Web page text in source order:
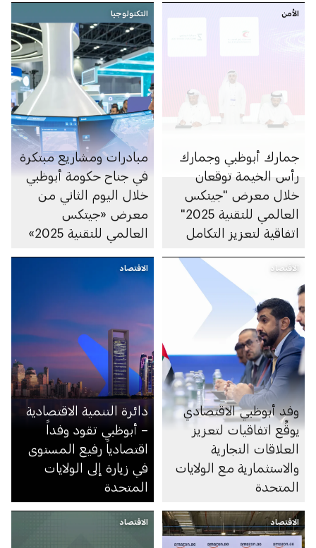
المتحدة
الأمن
جمارك أبوظبي وجمارك
رأس الخيمة توقعان
خلال معرض "جيتكس
العالمي للتقنية 2025"
اتفاقية لتعزيز التكامل
التكنولوجيا
مبادرات ومشاريع مبتكرة
في جناح حكومة أبوظبي
خلال اليوم الثاني من
معرض «جيتكس
العالمي للتقنية 2025»
الاقتصاد
وفد أبوظبي الاقتصادي
يوقِّع اتفاقيات لتعزيز
العلاقات التجارية
والاستثمارية مع الولايات
المتحدة
الاقتصاد
دائرة التنمية الاقتصادية
– أبوظبي تقود وفداً
اقتصادياً رفيع المستوى
في زيارة إلى الولايات
المتحدة
الاقتصاد الاقتصاد